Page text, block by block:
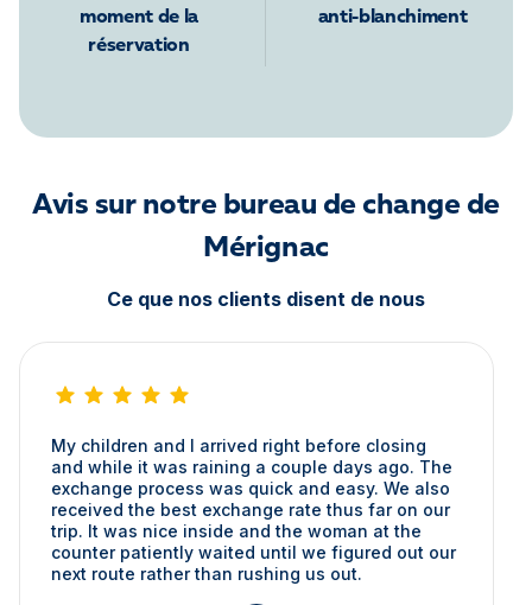
moment de la
réservation
anti-blanchiment
Avis sur notre bureau de change de
Mérignac
Ce que nos clients disent de nous
My children and I arrived right before closing
and while it was raining a couple days ago. The
exchange process was quick and easy. We also
received the best exchange rate thus far on our
trip. It was nice inside and the woman at the
counter patiently waited until we figured out our
next route rather than rushing us out.